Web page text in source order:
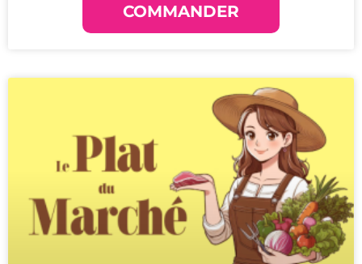
COMMANDER